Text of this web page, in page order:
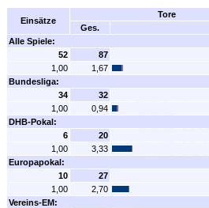
Einsätze
Tore
Ges.
Alle Spiele:
52
87
1,00
1,67
Bundesliga:
34
32
1,00
0,94
DHB-Pokal:
6
20
1,00
3,33
Europapokal:
10
27
1,00
2,70
Vereins-EM: